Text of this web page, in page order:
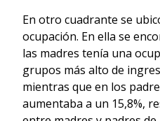
En otro cuadrante se
ocupación. En ella se
las madres tenía una
grupos más alto de
mientras que en los
aumentaba a un 15,8%,